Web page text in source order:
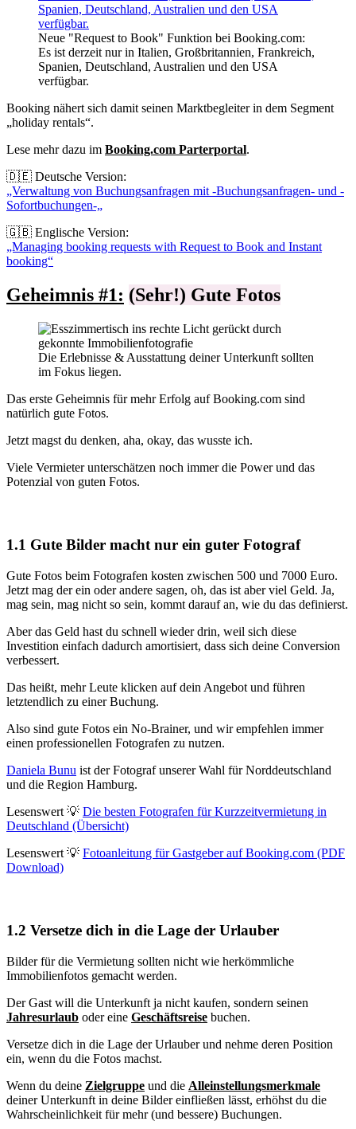
Neue "Request to Book" Funktion bei Booking.com:
Es ist derzeit nur in Italien, Großbritannien, Frankreich,
Spanien, Deutschland, Australien und den USA
verfügbar.
Booking nähert sich damit seinen Marktbegleiter in dem Segment
„holiday rentals“.
Lese mehr dazu im Booking.com Parterportal.
🇩🇪 Deutsche Version:
„Verwaltung von Buchungsanfragen mit -Buchungsanfragen- und -
Sofortbuchungen-„
🇬🇧 Englische Version:
„Managing booking requests with Request to Book and Instant
booking“
Geheimnis #1: (Sehr!) Gute Fotos
Die Erlebnisse & Ausstattung deiner Unterkunft sollten
im Fokus liegen.
Das erste Geheimnis für mehr Erfolg auf Booking.com sind
natürlich gute Fotos.
Jetzt magst du denken, aha, okay, das wusste ich.
Viele Vermieter unterschätzen noch immer die Power und das
Potenzial von guten Fotos.
1.1 Gute Bilder macht nur ein guter Fotograf
Gute Fotos beim Fotografen kosten zwischen 500 und 7000 Euro.
Jetzt mag der ein oder andere sagen, oh, das ist aber viel Geld. Ja,
mag sein, mag nicht so sein, kommt darauf an, wie du das definierst.
Aber das Geld hast du schnell wieder drin, weil sich diese
Investition einfach dadurch amortisiert, dass sich deine Conversion
verbessert.
Das heißt, mehr Leute klicken auf dein Angebot und führen
letztendlich zu einer Buchung.
Also sind gute Fotos ein No-Brainer, und wir empfehlen immer
einen professionellen Fotografen zu nutzen.
Daniela Bunu ist der Fotograf unserer Wahl für Norddeutschland
und die Region Hamburg.
Lesenswert 💡 Die besten Fotografen für Kurzzeitvermietung in
Deutschland (Übersicht)
Lesenswert 💡 Fotoanleitung für Gastgeber auf Booking.com (PDF
Download)
1.2 Versetze dich in die Lage der Urlauber
Bilder für die Vermietung sollten nicht wie herkömmliche
Immobilienfotos gemacht werden.
Der Gast will die Unterkunft ja nicht kaufen, sondern seinen
Jahresurlaub oder eine Geschäftsreise buchen.
Versetze dich in die Lage der Urlauber und nehme deren Position
ein, wenn du die Fotos machst.
Wenn du deine Zielgruppe und die Alleinstellungsmerkmale
deiner Unterkunft in deine Bilder einfließen lässt, erhöhst du die
Wahrscheinlichkeit für mehr (und bessere) Buchungen.